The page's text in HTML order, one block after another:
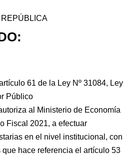
61 de la Ley Nº 31084, Ley
Público
al Ministerio de Economía
Fiscal 2021, a efectuar
en el nivel institucional, con
hace referencia el artículo 53